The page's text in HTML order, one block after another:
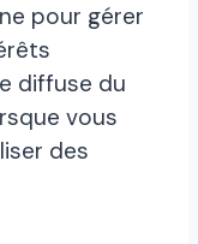
pour gérer
diffuse du
vous
des